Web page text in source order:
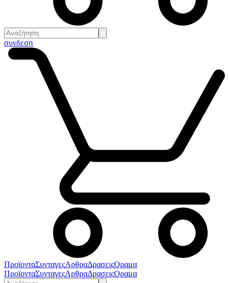
συνδεση
ΠροϊονταΣυνταγεςΑρθραΔρασειςΟραμα
ΠροϊονταΣυνταγεςΑρθραΔρασειςΟραμα